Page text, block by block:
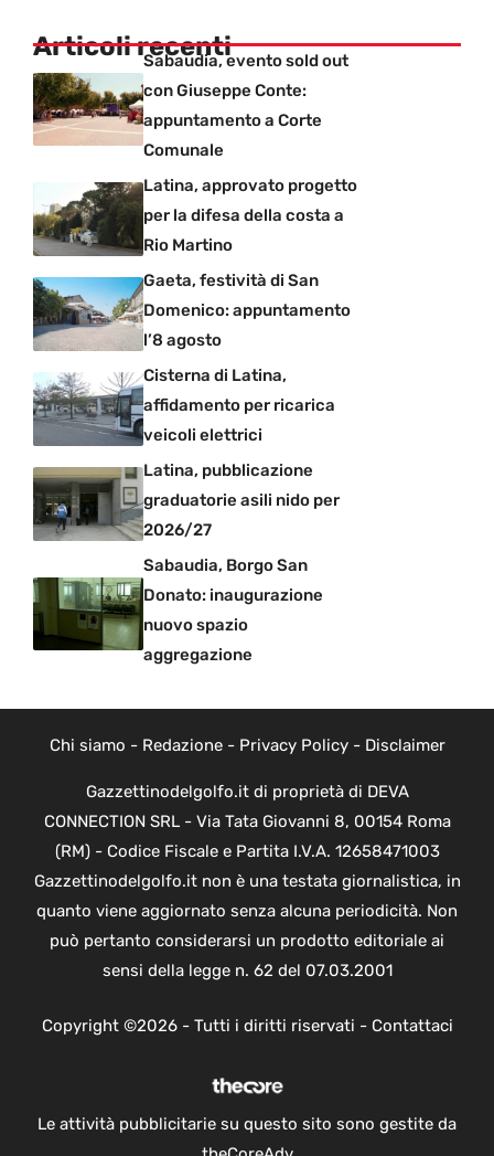
Articoli recentiSabaudia, evento sold out
con Giuseppe Conte:
appuntamento a Corte
Comunale
Latina, approvato progetto
per la difesa della costa a
Rio Martino
Gaeta, festività di San
Domenico: appuntamento
l’8 agosto
Cisterna di Latina,
affidamento per ricarica
veicoli elettrici
Latina, pubblicazione
graduatorie asili nido per
2026/27
Sabaudia, Borgo San
Donato: inaugurazione
nuovo spazio
aggregazione
Chi siamo - Redazione- Privacy Policy- Disclaimer
Gazzettinodelgolfo.it di proprietà di DEVA
CONNECTION SRL - Via Tata Giovanni 8, 00154 Roma
(RM) - Codice Fiscale e Partita I.V.A. 12658471003
Gazzettinodelgolfo.it non è una testata giornalistica, in
quanto viene aggiornato senza alcuna periodicità. Non
può pertanto considerarsi un prodotto editoriale ai
sensi della legge n. 62 del 07.03.2001
Copyright ©2026 - Tutti i diritti riservati - Contattaci
Le attività pubblicitarie su questo sito sono gestite da